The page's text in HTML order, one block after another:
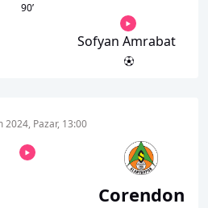
90’
Sofyan Amrabat
2024, Pazar, 13:00
Corendon